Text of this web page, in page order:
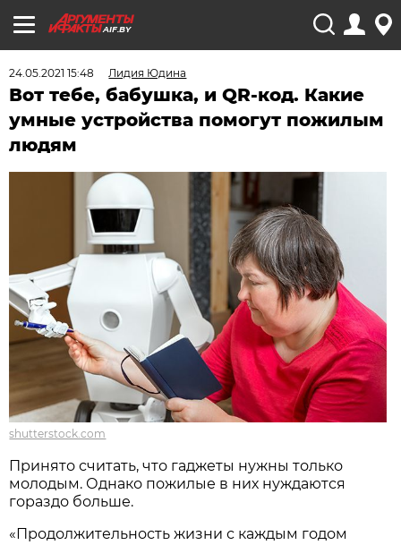
AIF.BY
24.05.2021 15:48 Лидия Юдина
Вот тебе, бабушка, и QR-код. Какие
умные устройства помогут пожилым
людям
shutterstock.com
Принято считать, что гаджеты нужны только
молодым. Однако пожилые в них нуждаются
гораздо больше.
«Продолжительность жизни с каждым годом